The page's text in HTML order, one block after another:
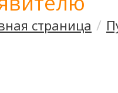
страница /